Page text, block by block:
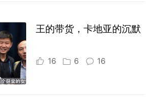
王的带货，卡地亚的沉默
16 6 16